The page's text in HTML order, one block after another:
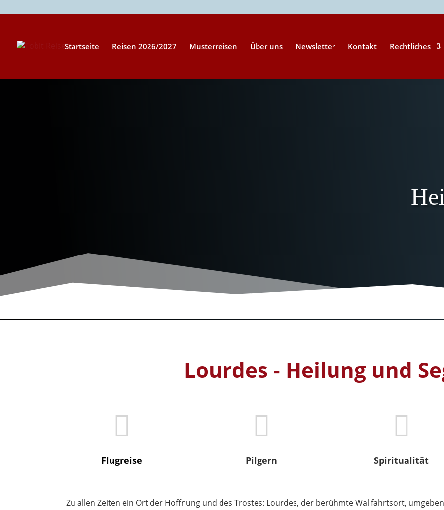
Startseite Reisen 2026/2027 Musterreisen Über uns Newsletter Kontakt Rechtliches
Lourdes - Heilung und

Flugreise

Pilgern

Spiritualität
Zu allen Zeiten ein Ort der Hoffnung und des Trostes: Lourdes, der berühmte Wallfahrtsort,